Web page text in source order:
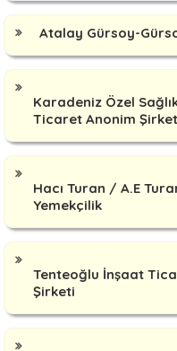
Atalay Gürsoy-
Karadeniz Özel
Ticaret Anonim
Hacı Turan / A.E
Yemekçilik
Tenteoğlu İnşaat
Şirketi